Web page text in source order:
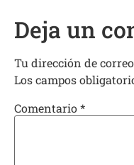
Deja un
Tu dirección de
Los campos
Comentario*